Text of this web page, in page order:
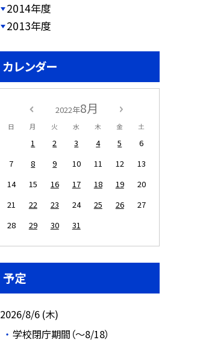
2014年度
2013年度
カレンダー
2022年8月
日 月 火 水 木 金 土
1 2 3 4 5
6
7
8 9 10 11 12
13
14
15 16 17 18 19
20
21
22 23 24 25 26
27
28
29 30 31
予定
2026/8/6 (木)
学校閉庁期間（～8/18）